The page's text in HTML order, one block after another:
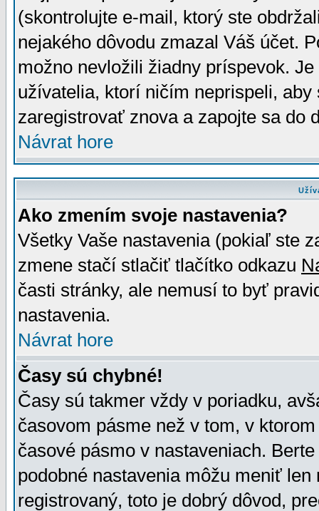
(skontrolujte e-mail, ktorý ste
nejakého dôvodu zmazal Váš účet.
možno nevložili žiadny príspevok.
užívatelia, ktorí ničím neprispeli,
zaregistrovať znova a zapojte sa do
Návrat hore
Ako zmením svoje nastavenia?
Všetky Vaše nastavenia (pokiaľ ste
zmene stačí stlačiť tlačítko odkazu
časti stránky, ale nemusí to byť
nastavenia.
Návrat hore
Časy sú chybné!
Časy sú takmer vždy v poriadku,
časovom pásme než v tom, v
časové pásmo v nastaveniach.
podobné nastavenia môžu meniť
registrovaný, toto je dobrý dôvod,